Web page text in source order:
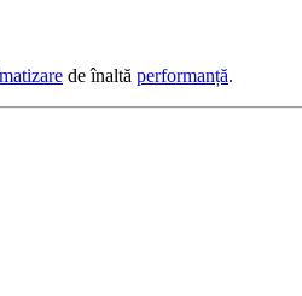
de înaltă performanță.